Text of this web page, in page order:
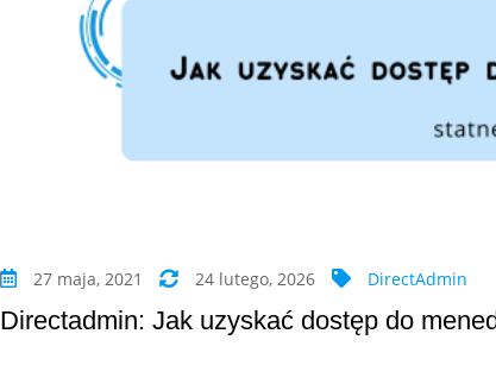
27 maja, 2021 24 lutego, 2026 DirectAdmin
Directadmin: Jak uzyskać dostęp do